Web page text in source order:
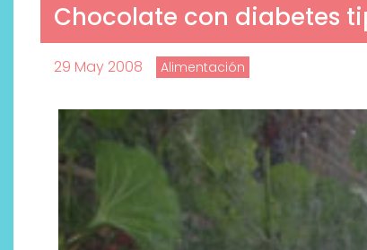
Chocolate con diabetes
29 May 2008 Alimentación